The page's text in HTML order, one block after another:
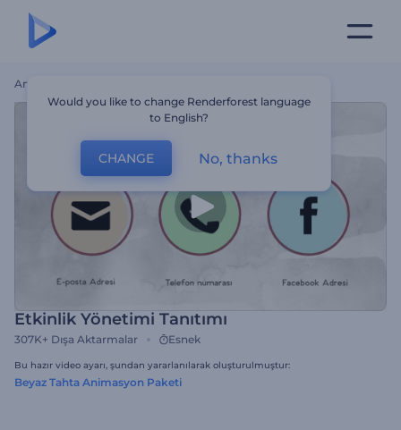
Ana Sayfa
Etkinlik Yönetimi Tanıtımı
307K+ Dışa Aktarmalar Esnek
Bu hazır video ayarı, şundan yararlanılarak oluşturulmuştur:
Beyaz Tahta Animasyon Paketi
Would you like to change Renderforest language
to English?
CHANGE No, thanks